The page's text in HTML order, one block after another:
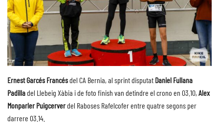
Ernest Garcés Francésdel CA Bernia, al sprint disputat Daniel Fullana
Padilladel Llebeig Xàbia i de foto finish van detindre el crono en 03.10, Alex
Monparler Puigcerverdel Raboses Rafelcofer entre quatre segons per
darrere 03.14.